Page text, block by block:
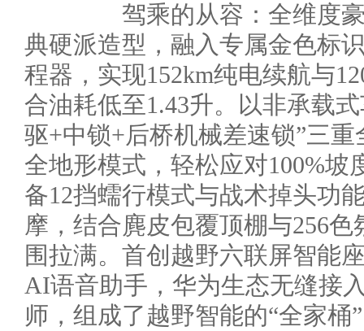
驾乘的从容：全维度豪华
典硬派造型，融入专属金色标
程器，实现152km纯电续航与
合油耗低至1.43升。以非承载
驱+中锁+后桥机械差速锁”三
全地形模式，轻松应对100%坡
备12挡蠕行模式与战术掉头功
摩，结合麂皮包覆顶棚与256
围拉满。首创越野六联屏智能
AI语音助手，华为生态无缝接
师，组成了越野智能的“全家